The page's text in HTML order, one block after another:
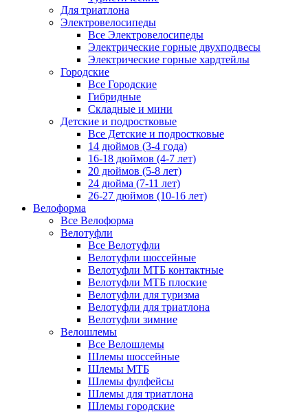
Для триатлона
Электровелосипеды
Все Электровелосипеды
Электрические горные двухподвесы
Электрические горные хардтейлы
Городские
Все Городские
Гибридные
Складные и мини
Детские и подростковые
Все Детские и подростковые
14 дюймов (3-4 года)
16-18 дюймов (4-7 лет)
20 дюймов (5-8 лет)
24 дюйма (7-11 лет)
26-27 дюймов (10-16 лет)
Велоформа
Все Велоформа
Велотуфли
Все Велотуфли
Велотуфли шоссейные
Велотуфли МТБ контактные
Велотуфли МТБ плоские
Велотуфли для туризма
Велотуфли для триатлона
Велотуфли зимние
Велошлемы
Все Велошлемы
Шлемы шоссейные
Шлемы МТБ
Шлемы фулфейсы
Шлемы для триатлона
Шлемы городские